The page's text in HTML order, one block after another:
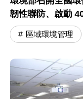
韌性聯防、啟動
區域環境管理